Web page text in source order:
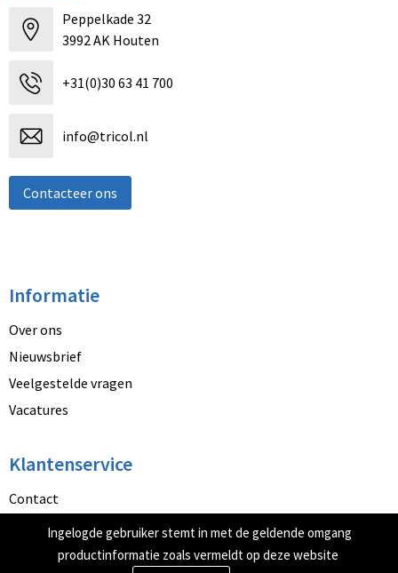
Peppelkade 32
3992 AK Houten
+31(0)30 63 41 700
info@tricol.nl
Contacteer ons
Informatie
Over ons
Nieuwsbrief
Veelgestelde vragen
Vacatures
Klantenservice
Contact
Betaalmethoden
Retourneren
Ingelogde gebruiker stemt in met de geldende omgang
productinformatie zoals vermeldt op deze website